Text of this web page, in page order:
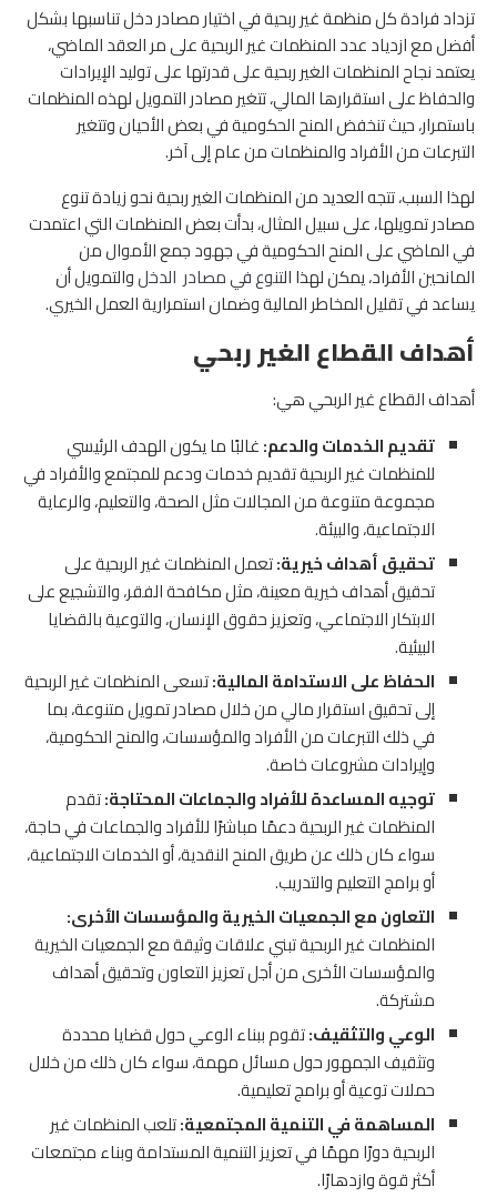
تزداد فرادة كل منظمة غير ربحية في اختيار مصادر دخل تناسبها بشكل
أفضل مع ازدياد عدد المنظمات غير الربحية على مر العقد الماضي،
يعتمد نجاح المنظمات الغير ربحية على قدرتها على توليد الإيرادات
والحفاظ على استقرارها المالي، تتغير مصادر التمويل لهذه المنظمات
باستمرار، حيث تنخفض المنح الحكومية في بعض الأحيان وتتغير
التبرعات من الأفراد والمنظمات من عام إلى آخر.
لهذا السبب، تتجه العديد من المنظمات الغير ربحية نحو زيادة تنوع
مصادر تمويلها، على سبيل المثال، بدأت بعض المنظمات التي اعتمدت
في الماضي على المنح الحكومية في جهود جمع الأموال من
المانحين الأفراد، يمكن لهذا التنوع في مصادر الدخلوالتمويل أن
يساعد في تقليل المخاطر المالية وضمان استمرارية العمل الخيري.
أهداف القطاع الغير ربحي
أهداف القطاع غير الربحي هي:
تقديم الخدمات والدعم:غالبًا ما يكون الهدف الرئيسي
للمنظمات غير الربحية تقديم خدمات ودعم للمجتمع والأفراد في
مجموعة متنوعة من المجالات مثل الصحة، والتعليم، والرعاية
الاجتماعية، والبيئة.
تحقيق أهداف خيرية:تعمل المنظمات غير الربحية على
تحقيق أهداف خيرية معينة، مثل مكافحة الفقر، والتشجيع على
الابتكار الاجتماعي، وتعزيز حقوق الإنسان، والتوعية بالقضايا
البيئية.
الحفاظ على الاستدامة المالية:تسعى المنظمات غير الربحية
إلى تحقيق استقرار مالي من خلال مصادر تمويل متنوعة، بما
في ذلك التبرعات من الأفراد والمؤسسات، والمنح الحكومية،
وإيرادات مشروعات خاصة.
توجيه المساعدة للأفراد والجماعات المحتاجة:تقدم
المنظمات غير الربحية دعمًا مباشرًا للأفراد والجماعات في حاجة،
سواء كان ذلك عن طريق المنح النقدية، أو الخدمات الاجتماعية،
أو برامج التعليم والتدريب.
التعاون مع الجمعيات الخيرية والمؤسسات الأخرى:
المنظمات غير الربحية تبني علاقات وثيقة مع الجمعيات الخيرية
والمؤسسات الأخرى من أجل تعزيز التعاون وتحقيق أهداف
مشتركة.
الوعي والتثقيف:تقوم ببناء الوعي حول قضايا محددة
وتثقيف الجمهور حول مسائل مهمة، سواء كان ذلك من خلال
حملات توعية أو برامج تعليمية.
المساهمة في التنمية المجتمعية:تلعب المنظمات غير
الربحية دورًا مهمًا في تعزيز التنمية المستدامة وبناء مجتمعات
أكثر قوة وازدهارًا.